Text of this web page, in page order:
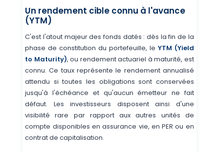
Un rendement cible connu à l'avance
(YTM)
C'est l'atout majeur des fonds datés : dès la fin de la
phase de constitution du portefeuille, le YTM (Yield
to Maturity), ou rendement actuariel à maturité, est
connu. Ce taux représente le rendement annualisé
attendu si toutes les obligations sont conservées
jusqu'à l'échéance et qu'aucun émetteur ne fait
défaut. Les investisseurs disposent ainsi d'une
visibilité rare par rapport aux autres unités de
compte disponibles en assurance vie, en PER ou en
contrat de capitalisation.